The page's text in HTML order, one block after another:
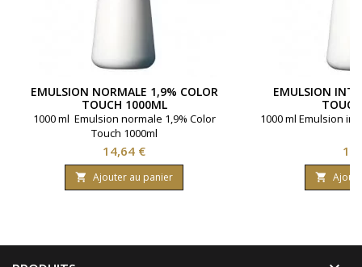
EMULSION NORMALE 1,9% COLOR
TOUCH 1000ML
1000 ml Emulsion normale 1,9% Color
Touch 1000ml
Prix
14,64 €
 Ajouter au panier
EMULSION
1000 ml Emulsion
